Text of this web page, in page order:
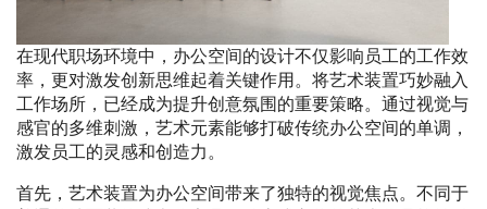
在现代职场环境中，办公空间的设计不仅影响员工的工作效
率，更对激发创新思维起着关键作用。将艺术装置巧妙融入
工作场所，已经成为提升创意氛围的重要策略。通过视觉与
感官的多维刺激，艺术元素能够打破传统办公空间的单调，
激发员工的灵感和创造力。
首先，艺术装置为办公空间带来了独特的视觉焦点。不同于